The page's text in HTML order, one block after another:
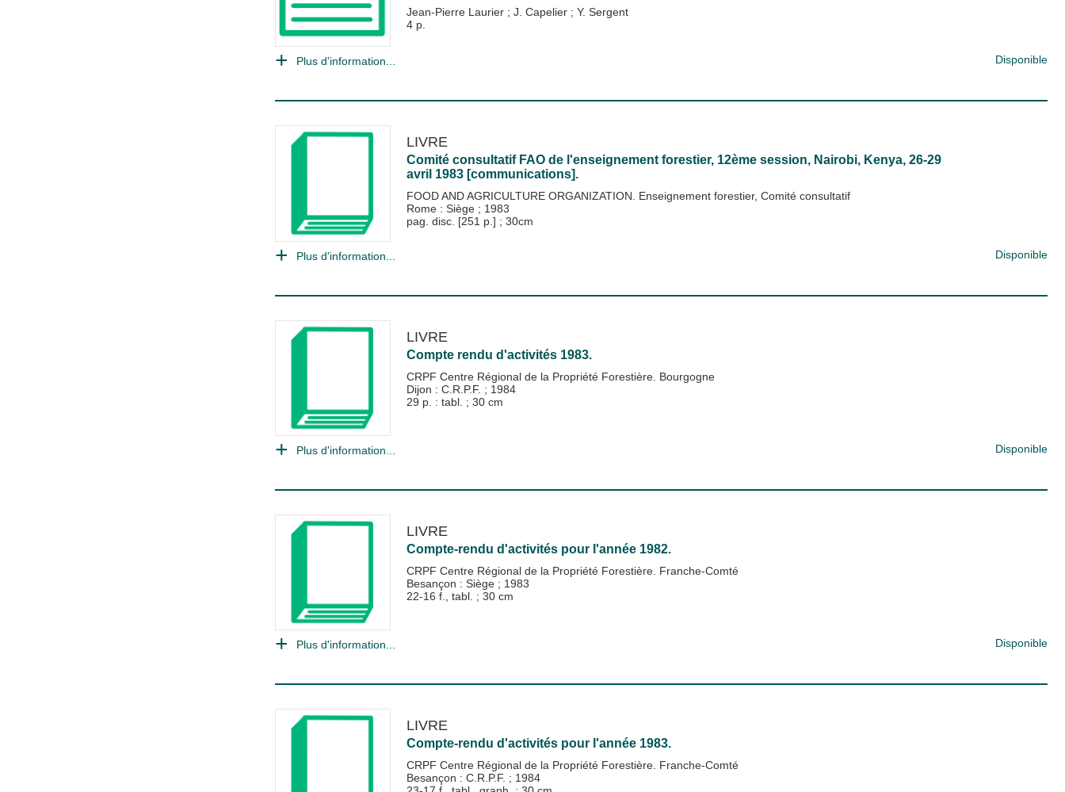
Jean-Pierre Laurier ; J. Capelier ; Y. Sergent
4 p.
Plus d'information... Disponible
LIVRE
Comité consultatif FAO de l'enseignement forestier, 12ème session, Nairobi, Kenya, 26-29
avril 1983 [communications].
FOOD AND AGRICULTURE ORGANIZATION. Enseignement forestier, Comité consultatif
Rome : Siège ; 1983
pag. disc. [251 p.] ; 30cm
Plus d'information... Disponible
LIVRE
Compte rendu d'activités 1983.
CRPF Centre Régional de la Propriété Forestière. Bourgogne
Dijon : C.R.P.F. ; 1984
29 p. : tabl. ; 30 cm
Plus d'information... Disponible
LIVRE
Compte-rendu d'activités pour l'année 1982.
CRPF Centre Régional de la Propriété Forestière. Franche-Comté
Besançon : Siège ; 1983
22-16 f., tabl. ; 30 cm
Plus d'information... Disponible
LIVRE
Compte-rendu d'activités pour l'année 1983.
CRPF Centre Régional de la Propriété Forestière. Franche-Comté
Besançon : C.R.P.F. ; 1984